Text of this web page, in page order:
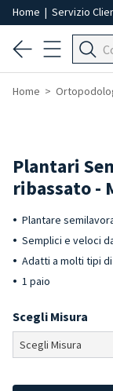
Home | Servizio
Home
Plantari
ribassato -
Plantare
Semplici e veloci
Adatti a molti tipi
1 paio
Scegli Misura